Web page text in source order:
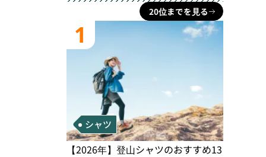
20位までを見る
1
シャツ
【2026年】登山シャツのおすすめ13